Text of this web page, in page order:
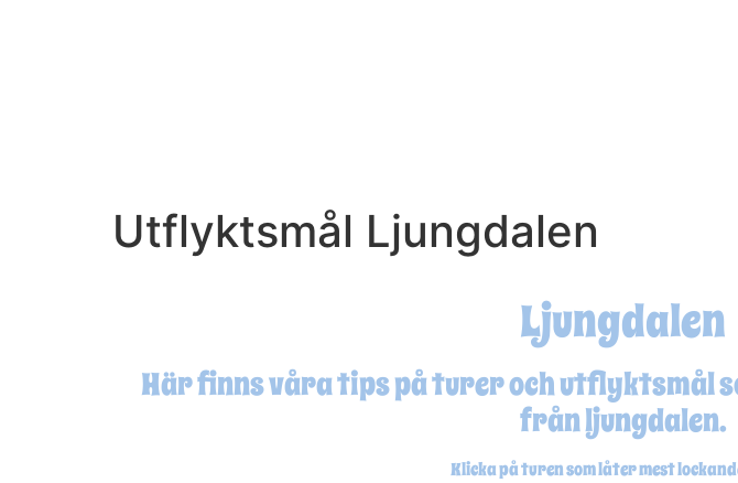
Utflyktsmål Ljungdalen
Ljungdalen
Här finns våra tips på turer och utflyktsmål
från ljungdalen.
Klicka på turen som låter